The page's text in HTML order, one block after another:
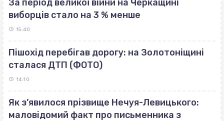
За період великої війни на Черкащині
виборців стало на 3 % менше
15:40
Пішохід перебігав дорогу: на Золотоніщині
сталася ДТП (ФОТО)
14:10
Як з’явилося прізвище Нечуя-Левицького:
маловідомий факт про письменника з